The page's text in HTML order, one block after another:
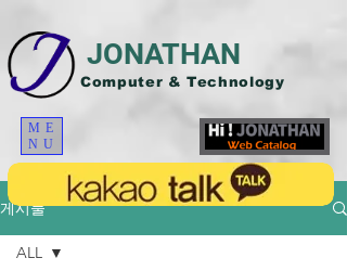
JONATHAN
Computer & Technology
ME
NU
게시물
ALL